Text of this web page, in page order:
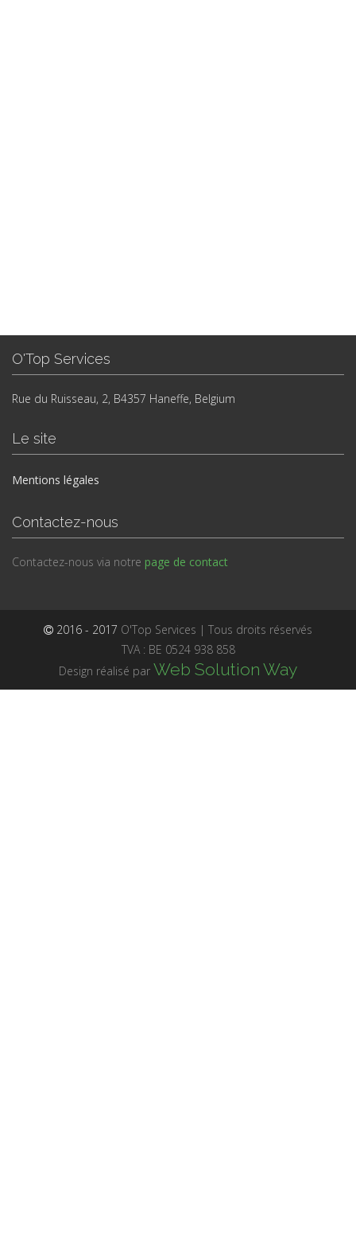
O'Top Services
Rue du Ruisseau, 2, B4357 Haneffe, Belgium
Le site
Mentions légales
Contactez-nous
Contactez-nous via notre page de contact
2016 - 2017 O'Top Services | Tous droits réservés
TVA : BE 0524 938 858
Design réalisé par Web Solution Way